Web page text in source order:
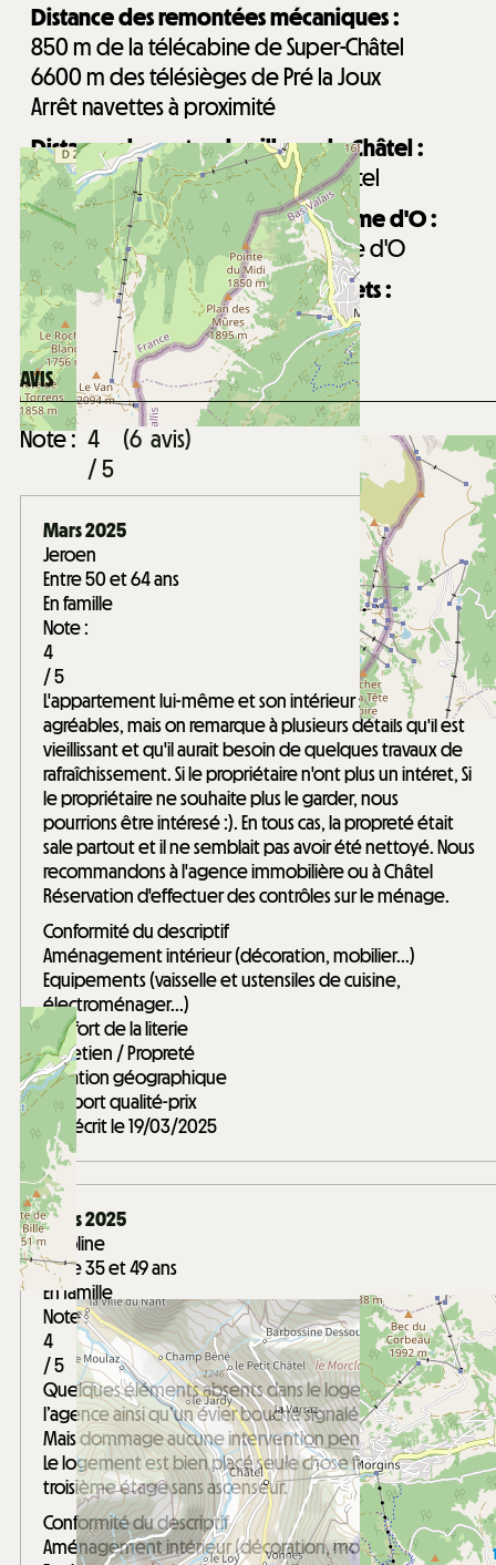
Distance des remontées mécaniques :
850 m de la télécabine de Super-Châtel
6600 m des télésièges de Pré la Joux
Arrêt navettes à proximité
Distance du centre du village de Châtel :
800m du centre du village de Châtel
Distance du centre aquatique Forme d'O :
1000 m du centre aquatique Forme d'O
Distance de la garderie Les Mouflets :
1000
m de la garderie Les Mouflets
AVIS
Note : 4
/ 5
(6 avis)
Mars 2025
Jeroen
Entre 50 et 64 ans
En famille
Note :
4
/ 5
L'appartement lui-même et son intérieur sont
agréables, mais on remarque à plusieurs détails qu'il est
vieillissant et qu'il aurait besoin de quelques travaux de
rafraîchissement. Si le propriétaire n'ont plus un intéret, Si
le propriétaire ne souhaite plus le garder, nous
pourrions être intéresé :). En tous cas, la propreté était
sale partout et il ne semblait pas avoir été nettoyé. Nous
recommandons à l'agence immobilière ou à Châtel
Réservation d'effectuer des contrôles sur le ménage.
Conformité du descriptif
Aménagement intérieur (décoration, mobilier...)
Equipements (vaisselle et ustensiles de cuisine,
électroménager...)
Confort de la literie
Entretien / Propreté
Situation géographique
Rapport qualité-prix
Avis écrit le 19/03/2025
Mars 2025
Caroline
Entre 35 et 49 ans
En famille
Note :
4
/ 5
Quelques éléments absents dans le logement signalé à
l’agence ainsi qu’un évier bouché signalé à l’agence.
Mais dommage aucune intervention pendant le séjour.
Le logement est bien placé seule chose faire attention,
troisième étage sans ascenseur.
Conformité du descriptif
Aménagement intérieur (décoration, mobilier...)